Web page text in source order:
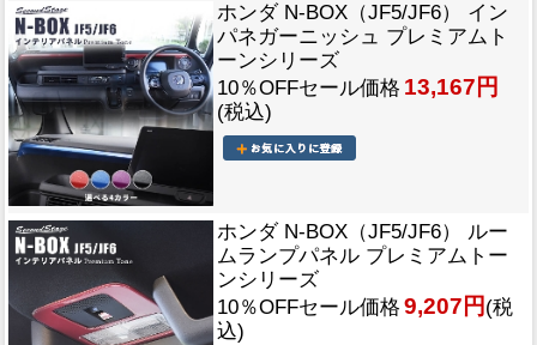
ホンダ N-BOX（JF5/JF6） イン
パネガーニッシュ プレミアムト
ーンシリーズ
10％OFFセール価格 13,167円
(税込)
ホンダ N-BOX（JF5/JF6） ルー
ムランプパネル プレミアムトー
ンシリーズ
10％OFFセール価格 9,207円 (税
込)